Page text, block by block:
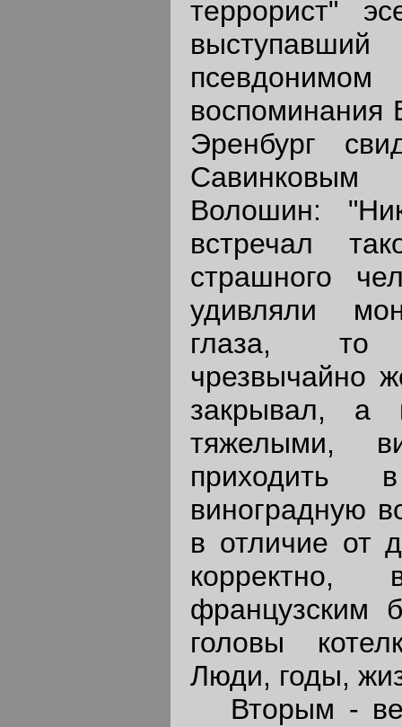
террорист"
воспоминания
Эренбург
Волошин:
встречал
страшного
удивляли
глаза, то
чрезвычайно
закрывал, а
тяжелыми,
приходить
виноградную
в отличие от
корректно,
французским
головы
Люди, годы,
Вторым -